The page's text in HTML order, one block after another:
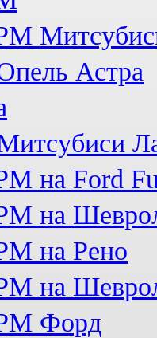
Астра
на Ford
на
на Рено
на
Форд